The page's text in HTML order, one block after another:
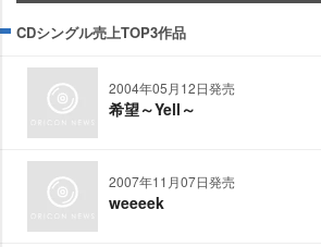
CDシングル売上TOP3作品
2004年05月12日発売
希望～Yell～
2007年11月07日発売
weeeek